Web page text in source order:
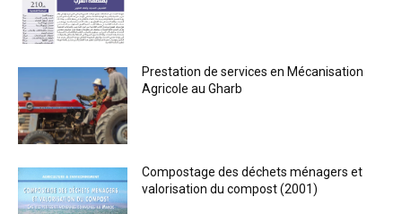
Prestation de services en Mécanisation
Agricole au Gharb
Compostage des déchets ménagers et
valorisation du compost (2001)